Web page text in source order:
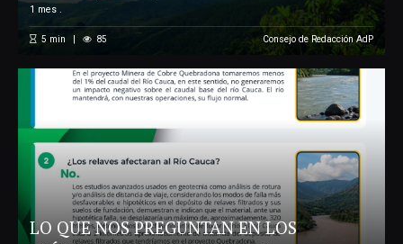
1 mes .
5 min 85 Consejo de Redacción AdP
LO QUE NOS PREGUNTAN EN LOS